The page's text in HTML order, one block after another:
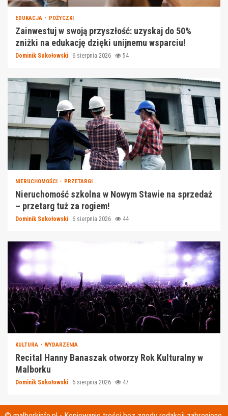
EDUKACJA POŻYCZKI
Zainwestuj w swoją przyszłość: uzyskaj do 50%
zniżki na edukację dzięki unijnemu wsparciu!
Dominik Sokołowski 6 sierpnia 2026 54
NIERUCHOMOŚCI PRZETARGI
Nieruchomość szkolna w Nowym Stawie na sprzedaż
– przetarg tuż za rogiem!
Dominik Sokołowski 6 sierpnia 2026 44
KULTURA WYDARZENIA
Recital Hanny Banaszak otworzy Rok Kulturalny w
Malborku
Dominik Sokołowski 6 sierpnia 2026 47